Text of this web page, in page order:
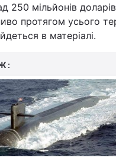
250 мільйонів
протягом усього
в матеріалі.